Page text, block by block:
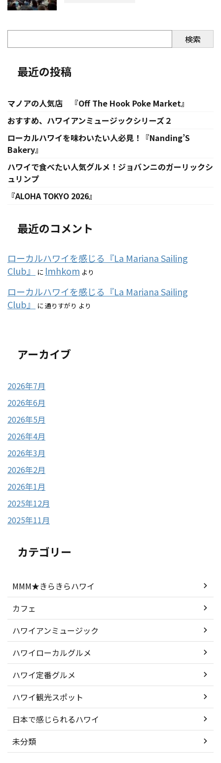
検索
最近の投稿
マノアの人気店 『Off The Hook Poke Market』
おすすめ、ハワイアンミュージックシリーズ２
ローカルハワイを味わいたい人必見！『Nanding’S
Bakery』
ハワイで食べたい人気グルメ！ジョバンニのガーリックシ
ュリンプ
『ALOHA TOKYO 2026』
最近のコメント
ローカルハワイを感じる『La Mariana Sailing
Club』
に lmhkom より
ローカルハワイを感じる『La Mariana Sailing
Club』
に通りすがり より
アーカイブ
2026年7月
2026年6月
2026年5月
2026年4月
2026年3月
2026年2月
2026年1月
2025年12月
2025年11月
カテゴリー
MMM★きらきらハワイ
カフェ
ハワイアンミュージック
ハワイローカルグルメ
ハワイ定番グルメ
ハワイ観光スポット
日本で感じられるハワイ
未分類